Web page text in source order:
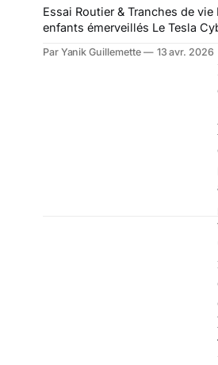
Essai Routier & Tranches de vie Entre la haine et les
enfants émerveillés Le Tesla Cybertruck polarise et,
presse de vous partager cette
Par Yanik Guillemette 13 avr. 2026